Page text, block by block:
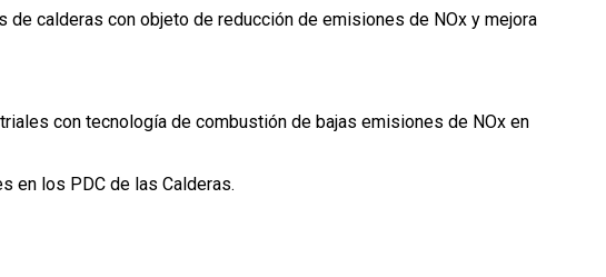
calderas con objeto de reducción de emisiones de NOx y mejora
con tecnología de combustión de bajas emisiones de NOx en
en los PDC de las Calderas.